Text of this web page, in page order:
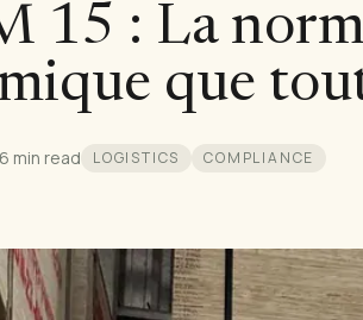
15 : La
que
6 min read LOGISTICS COMPLIANCE